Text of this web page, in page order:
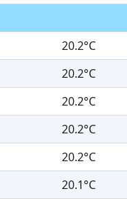
20.2°C
20.2°C
20.2°C
20.2°C
20.2°C
20.1°C